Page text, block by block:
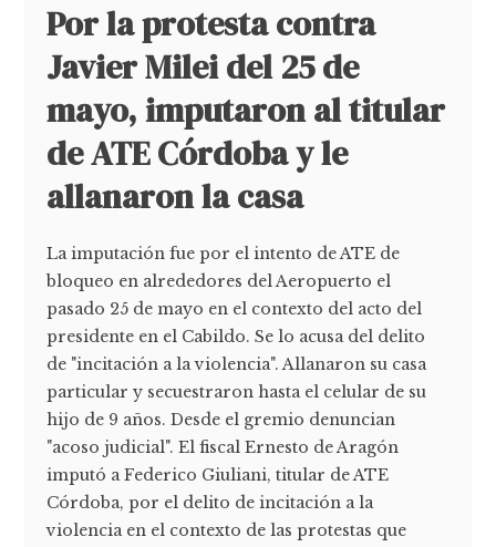
Por la protesta contra
Javier Milei del 25 de
mayo, imputaron al titular
de ATE Córdoba y le
allanaron la casa
La imputación fue por el intento de ATE de
bloqueo en alrededores del Aeropuerto el
pasado 25 de mayo en el contexto del acto del
presidente en el Cabildo. Se lo acusa del delito
de "incitación a la violencia". Allanaron su casa
particular y secuestraron hasta el celular de su
hijo de 9 años. Desde el gremio denuncian
"acoso judicial". El fiscal Ernesto de Aragón
imputó a Federico Giuliani, titular de ATE
Córdoba, por el delito de incitación a la
violencia en el contexto de las protestas que